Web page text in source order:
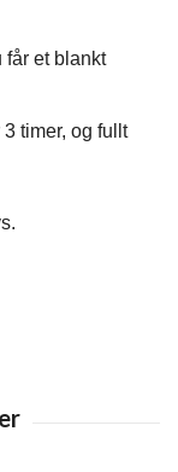
får et blankt
timer, og fullt